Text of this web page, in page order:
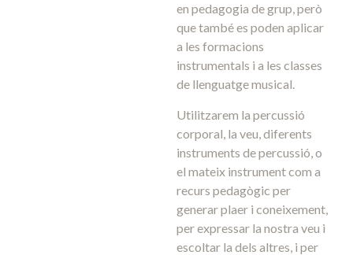
en pedagogia de grup, però
que també es poden aplicar
a les formacions
instrumentals i a les classes
de llenguatge musical.
Utilitzarem la percussió
corporal, la veu, diferents
instruments de percussió, o
el mateix instrument com a
recurs pedagògic per
generar plaer i coneixement,
per expressar la nostra veu i
escoltar la dels altres, i per